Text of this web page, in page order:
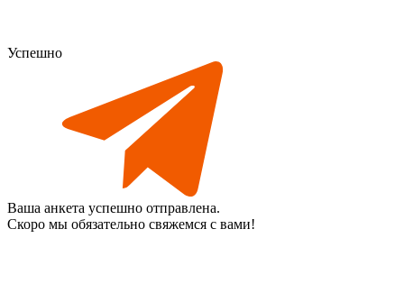
Успешно
Ваша анкета успешно отправлена.
Скоро мы обязательно свяжемся с вами!